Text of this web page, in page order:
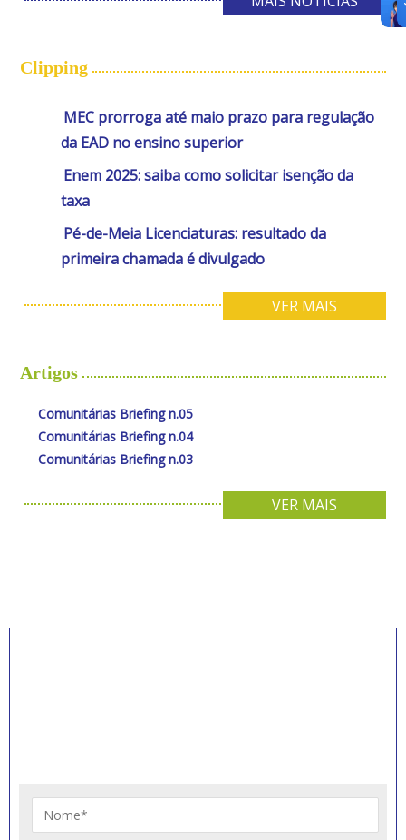
Clipping
MEC prorroga até maio prazo para regulação
da EAD no ensino superior
Enem 2025: saiba como solicitar isenção da
taxa
Pé-de-Meia Licenciaturas: resultado da
primeira chamada é divulgado
VER MAIS
Artigos
Comunitárias Briefing n.05
Comunitárias Briefing n.04
Comunitárias Briefing n.03
VER MAIS